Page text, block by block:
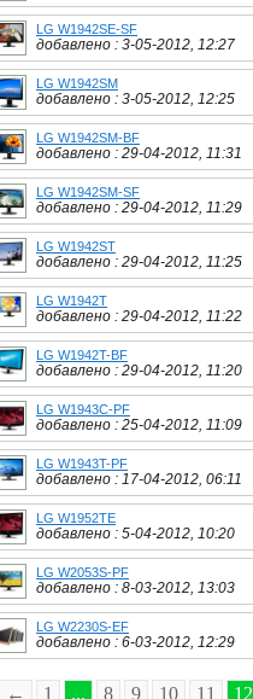
LG W1942SE-SF
добавлено : 3-05-2012, 12:27
LG W1942SM
добавлено : 3-05-2012, 12:25
LG W1942SM-BF
добавлено : 29-04-2012, 11:31
LG W1942SM-SF
добавлено : 29-04-2012, 11:29
LG W1942ST
добавлено : 29-04-2012, 11:25
LG W1942T
добавлено : 29-04-2012, 11:22
LG W1942T-BF
добавлено : 29-04-2012, 11:20
LG W1943C-PF
добавлено : 25-04-2012, 11:09
LG W1943T-PF
добавлено : 17-04-2012, 06:11
LG W1952TE
добавлено : 5-04-2012, 10:20
LG W2053S-PF
добавлено : 8-03-2012, 13:03
LG W2230S-EF
добавлено : 6-03-2012, 12:29
← 1 ... 8 9 10 11 12